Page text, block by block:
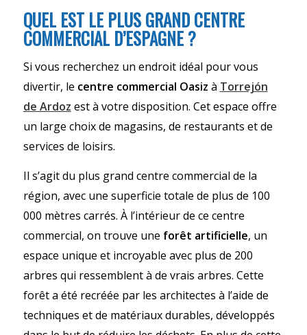
QUEL EST LE PLUS GRAND CENTRE
COMMERCIAL D’ESPAGNE ?
Si vous recherchez un endroit idéal pour vous
divertir, le centre commercial Oasiz à Torrejón
de Ardoz est à votre disposition. Cet espace offre
un large choix de magasins, de restaurants et de
services de loisirs.
Il s’agit du plus grand centre commercial de la
région, avec une superficie totale de plus de 100
000 mètres carrés. À l’intérieur de ce centre
commercial, on trouve une forêt artificielle, un
espace unique et incroyable avec plus de 200
arbres qui ressemblent à de vrais arbres. Cette
forêt a été recréée par les architectes à l’aide de
techniques et de matériaux durables, développés